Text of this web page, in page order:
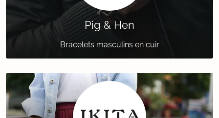
Pig & Hen
Bracelets masculins en cuir